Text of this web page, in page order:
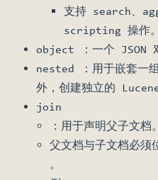
支持 search、
scripting 操作。
object ：一个 JSON
nested ：用于嵌套一
外，创建独立的
join
：用于声明父子文档。
父文档与子文档必
。